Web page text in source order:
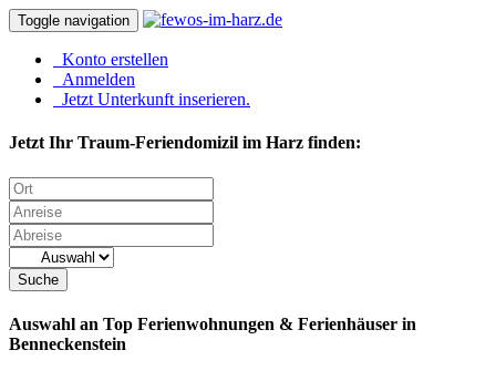
Toggle navigation
Konto erstellen
Anmelden
Jetzt Unterkunft inserieren.
Jetzt Ihr Traum-Feriendomizil im Harz finden:
Suche
Auswahl an Top Ferienwohnungen & Ferienhäuser in
Benneckenstein